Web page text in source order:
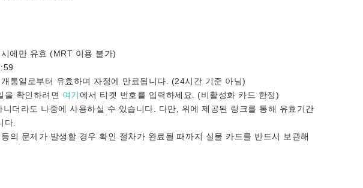
에만 유효 (MRT 이용 불가)
통일로부터 유효하며 자정에 만료됩니다. (24시간 기준 아님)
을 확인하려면 여기에서 티켓 번호를 입력하세요. (비활성화 카드 한정)
더라도 나중에 사용하실 수 있습니다. 다만, 위에 제공된 링크를 통해 유효기간
다.
의 문제가 발생할 경우 확인 절차가 완료될 때까지 실물 카드를 반드시 보관해